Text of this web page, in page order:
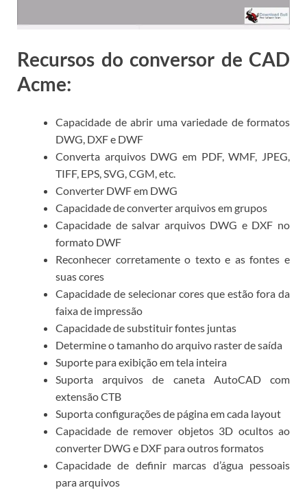
Recursos do conversor de CAD
Acme:
Capacidade de abrir uma variedade de formatos
DWG, DXF e DWF
Converta arquivos DWG em PDF, WMF, JPEG,
TIFF, EPS, SVG, CGM, etc.
Converter DWF em DWG
Capacidade de converter arquivos em grupos
Capacidade de salvar arquivos DWG e DXF no
formato DWF
Reconhecer corretamente o texto e as fontes e
suas cores
Capacidade de selecionar cores que estão fora da
faixa de impressão
Capacidade de substituir fontes juntas
Determine o tamanho do arquivo raster de saída
Suporte para exibição em tela inteira
Suporta arquivos de caneta AutoCAD com
extensão CTB
Suporta configurações de página em cada layout
Capacidade de remover objetos 3D ocultos ao
converter DWG e DXF para outros formatos
Capacidade de definir marcas d’água pessoais
para arquivos